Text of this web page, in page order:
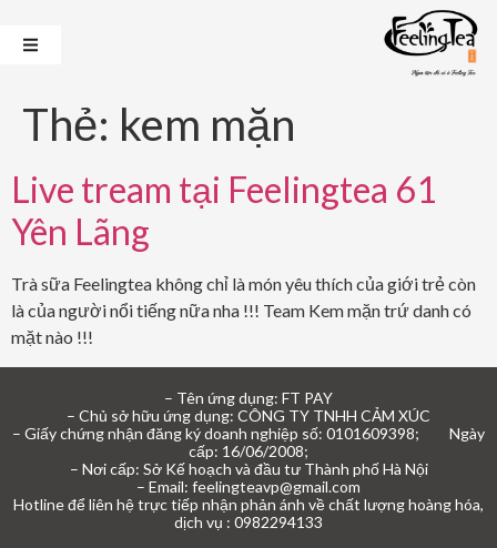
Thẻ: kem mặn
Live tream tại Feelingtea 61
Yên Lãng
Trà sữa Feelingtea không chỉ là món yêu thích của giới trẻ còn
là của người nổi tiếng nữa nha !!! Team Kem mặn trứ danh có
mặt nào !!!
– Tên ứng dụng: FT PAY
– Chủ sở hữu ứng dụng: CÔNG TY TNHH CẢM XÚC
– Giấy chứng nhận đăng ký doanh nghiệp số: 0101609398; Ngày
cấp: 16/06/2008;
– Nơi cấp: Sở Kế hoạch và đầu tư Thành phố Hà Nội
– Email: feelingteavp@gmail.com
Hotline để liên hệ trực tiếp nhận phản ánh về chất lượng hoàng hóa,
dịch vụ : 0982294133